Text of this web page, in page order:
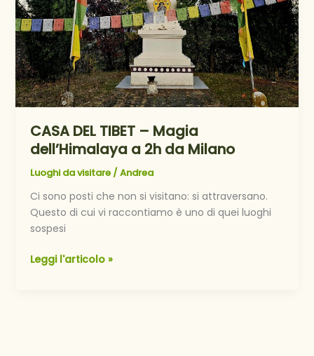
24/01/2026
CASA DEL TIBET – Magia
dell’Himalaya a 2h da Milano
Luoghi da visitare/Andrea
Ci sono posti che non si visitano: si attraversano.
Questo di cui vi raccontiamo è uno di quei luoghi
sospesi
CASA
Leggi l'articolo »